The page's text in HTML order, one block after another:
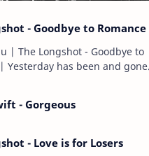
- Goodbye to Romance
| The Longshot - Goodbye to
- Gorgeous
- Love is for Losers